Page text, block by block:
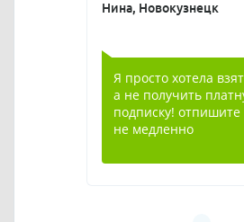
Нина, Новокузнецк
Я просто хотела
а не получить
подписку!
не медленно